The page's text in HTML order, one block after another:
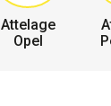
Attelage
Opel